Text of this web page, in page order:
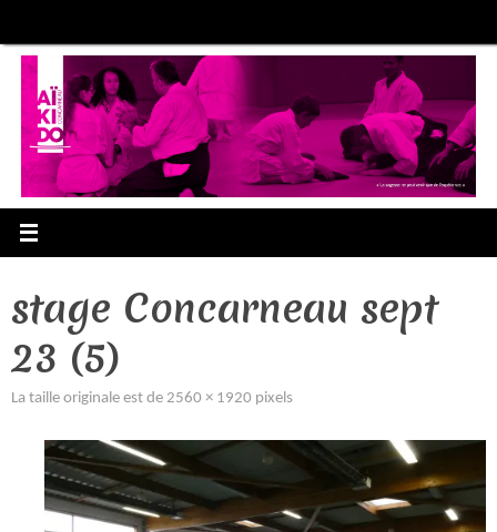
au
contenu
stage Concarneau sept
23 (5)
La taille originale est de 2560 × 1920 pixels